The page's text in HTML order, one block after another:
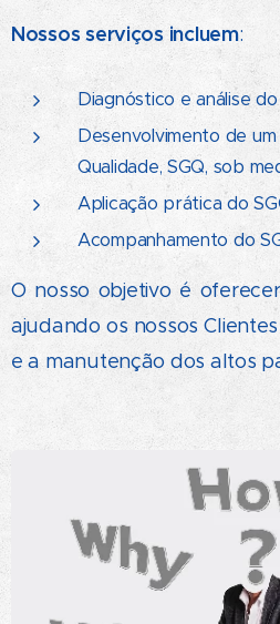
Nossos serviços incluem:
Diagnóstico e análise
Desenvolvimento de
Qualidade, SGQ, sob
Aplicação prática do
Acompanhamento do
O nosso objetivo é
ajudando os nossos
e a manutenção dos altos